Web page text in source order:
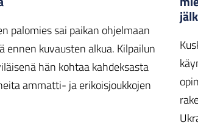
palomies sai paikan ohjelmaan
ennen kuvausten alkua. Kilpailun
hän kohtaa kahdeksasta
ammatti- ja erikoisjoukkojen